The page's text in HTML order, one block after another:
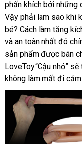
nào
phấn khích xách
tay
bởi nổi
tiếng
những
Vậy phải làm sao khi
bétrung
tâm
? Cách làm tăng
và an toàn nhất đó
sản phẩm shop
được bán
LoveToy.“Cậu nhỏ” dễ
sẽ
không làm mất đi